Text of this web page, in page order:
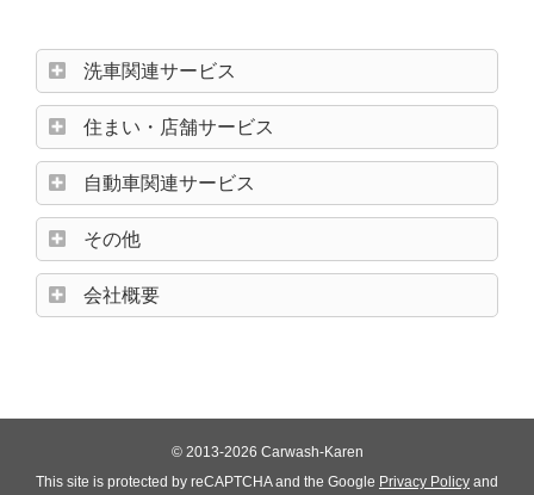
洗車関連サービス
住まい・店舗サービス
自動車関連サービス
その他
会社概要
© 2013-2026 Carwash-Karen
This site is protected by reCAPTCHA and the Google Privacy Policy and